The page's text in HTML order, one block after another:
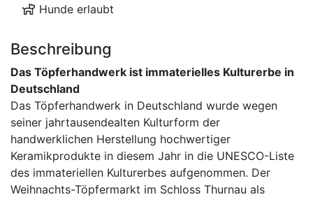
Hunde erlaubt
Beschreibung
Das Töpferhandwerk ist immaterielles Kulturerbe in
Deutschland
Das Töpferhandwerk in Deutschland wurde wegen
seiner jahrtausendealten Kulturform der
handwerklichen Herstellung hochwertiger
Keramikprodukte in diesem Jahr in die UNESCO-Liste
des immateriellen Kulturerbes aufgenommen. Der
Weihnachts-Töpfermarkt im Schloss Thurnau als